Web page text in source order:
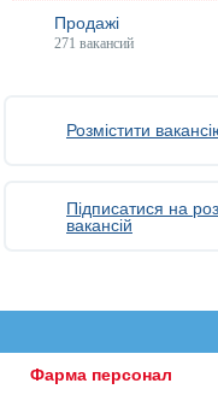
Продажі
271 вакансий
Розмістити
Підписатися на
вакансій
Фарма персонал